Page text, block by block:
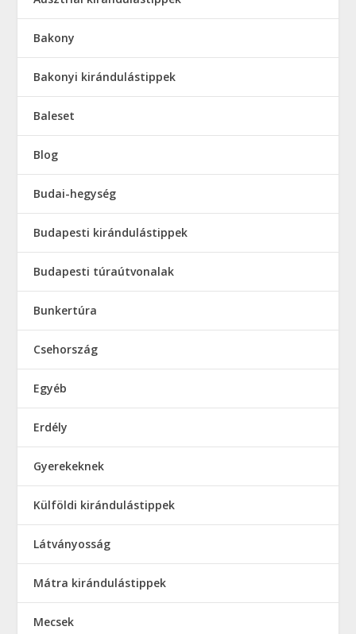
Bakony
Bakonyi kirándulástippek
Baleset
Blog
Budai-hegység
Budapesti kirándulástippek
Budapesti túraútvonalak
Bunkertúra
Csehország
Egyéb
Erdély
Gyerekeknek
Külföldi kirándulástippek
Látványosság
Mátra kirándulástippek
Mecsek